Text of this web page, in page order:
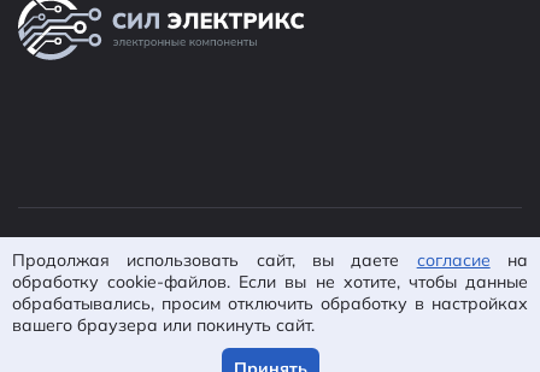
Политика конфиденциальности
Согласие на
обработку ПД
Пользовательское
соглашение
Карта сайта
Продолжая использовать сайт, вы даете согласие на
обработку cookie-файлов. Если вы не хотите, чтобы данные
обрабатывались, просим отключить обработку в настройках
вашего браузера или покинуть сайт.